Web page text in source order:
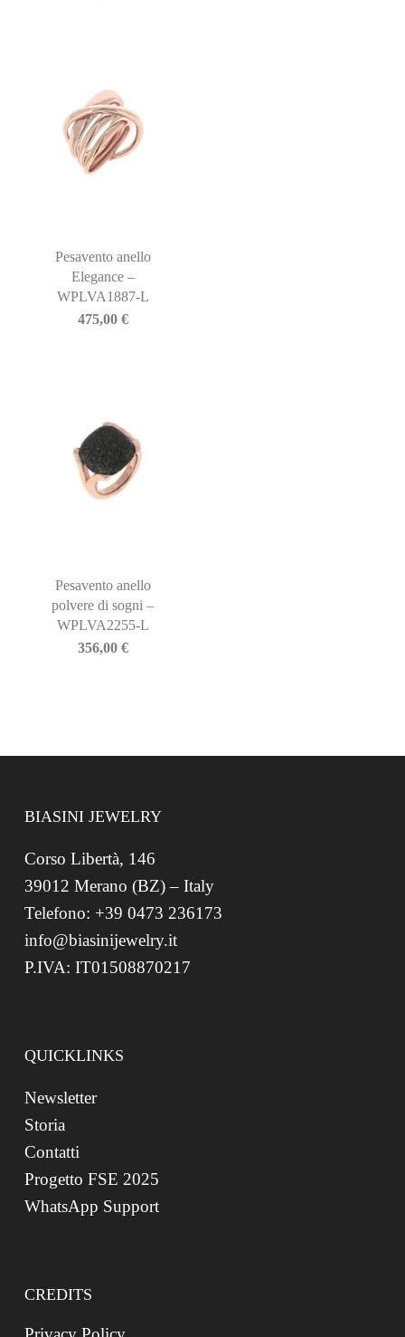
Pesavento anello
Elegance –
WPLVA1887-L
475,00 €
Pesavento anello
polvere di sogni –
WPLVA2255-L
356,00 €
BIASINI JEWELRY
Corso Libertà, 146
39012 Merano (BZ) – Italy
Telefono: +39 0473 236173
info@biasinijewelry.it
P.IVA: IT01508870217
QUICKLINKS
Newsletter
Storia
Contatti
Progetto FSE 2025
WhatsApp Support
CREDITS